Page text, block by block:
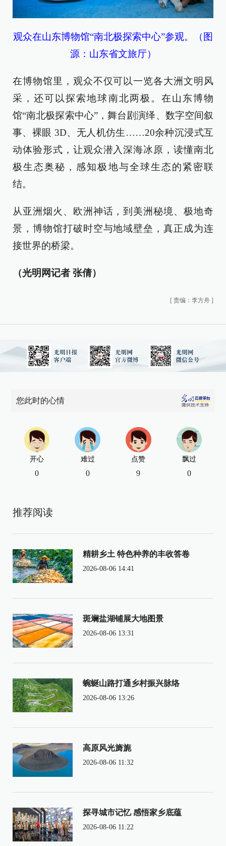
观众在山东博物馆“南北极探索中心”参观。（图
源：山东省文旅厅）
在博物馆里，观众不仅可以一览各大洲文明风
采，还可以探索地球南北两极。在山东博物
馆“南北极探索中心”，舞台剧演绎、数字空间叙
事、裸眼 3D、无人机仿生……20余种沉浸式互
动体验形式，让观众潜入深海冰原，读懂南北
极生态奥秘，感知极地与全球生态的紧密联
结。
从亚洲烟火、欧洲神话，到美洲秘境、极地奇
景，博物馆打破时空与地域壁垒，真正成为连
接世界的桥梁。
（光明网记者 张倩）
[ 责编：李方舟 ]
您此时的心情
开心
0
难过
0
点赞
9
飘过
0
推荐阅读
精耕乡土 特色种养的丰收答卷
2026-08-06 14:41
斑斓盐湖铺展大地图景
2026-08-06 13:31
蜿蜒山路打通乡村振兴脉络
2026-08-06 13:26
高原风光旖旎
2026-08-06 11:32
探寻城市记忆 感悟家乡底蕴
2026-08-06 11:22